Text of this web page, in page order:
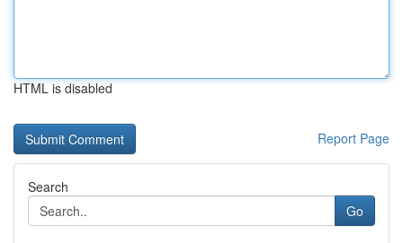
HTML is disabled
Report Page
Search
Go